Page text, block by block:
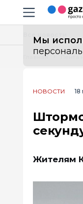
Навигация
Мы
Главная Лента
НОВОСТИ 18
Жителям